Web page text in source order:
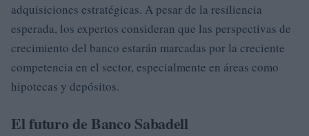
adquisiciones estratégicas. A pesar de la resiliencia
esperada, los expertos consideran que las perspectivas de
crecimiento del banco estarán marcadas por la creciente
competencia en el sector, especialmente en áreas como
hipotecas y depósitos.
El futuro de Banco Sabadell